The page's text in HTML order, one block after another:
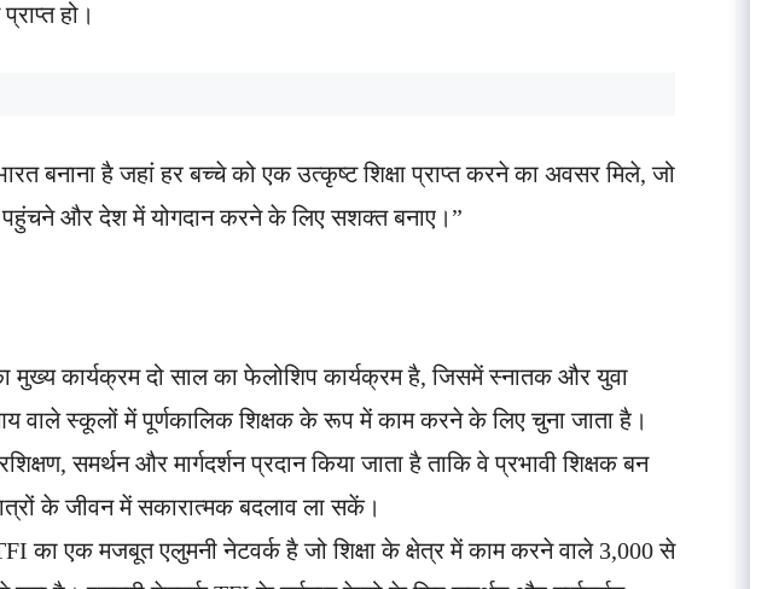
हो।
बनाना है जहां हर बच्चे को एक उत्कृष्ट शिक्षा प्राप्त करने का अवसर मिले, जो
पहुंचने और देश में योगदान करने के लिए सशक्त बनाए।”
मुख्य कार्यक्रम दो साल का फेलोशिप कार्यक्रम है, जिसमें स्नातक और युवा
वाले स्कूलों में पूर्णकालिक शिक्षक के रूप में काम करने के लिए चुना जाता है।
समर्थन और मार्गदर्शन प्रदान किया जाता है ताकि वे प्रभावी शिक्षक बन
के जीवन में सकारात्मक बदलाव ला सकें।
का एक मजबूत एलुमनी नेटवर्क है जो शिक्षा के क्षेत्र में काम करने वाले 3,000 से